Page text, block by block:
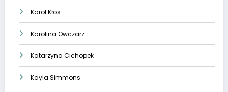
Karol Kłos
Karolina Owczarz
Katarzyna Cichopek
Kayla Simmons